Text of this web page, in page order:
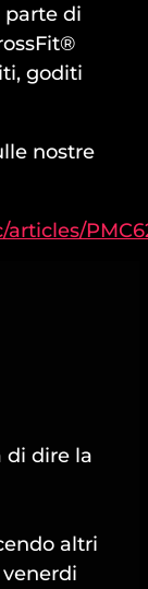
di
goditi
nostre
di dire la
altri